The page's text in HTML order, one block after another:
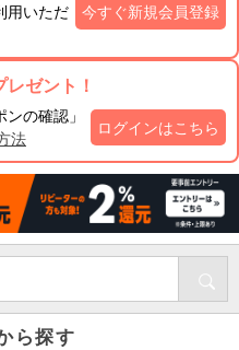
用いただ
今すぐ新規会員登録
ゼント！
の確認」
法
ログインはこちら
ら探す